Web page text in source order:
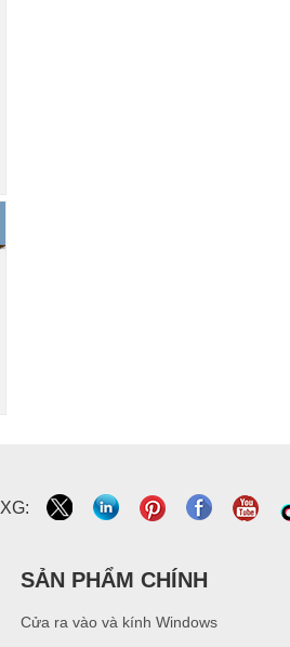
SẢN PHẨM CHÍNH
Cửa ra vào và kính Windows